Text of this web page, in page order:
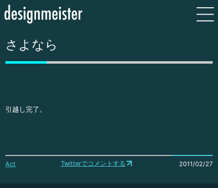
さよなら
引越し完了。
Act Twitterでコメントする 2011/02/27